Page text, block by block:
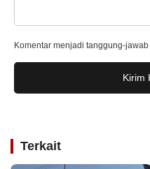
Komentar menjadi tanggung-
Kirim
Terkait